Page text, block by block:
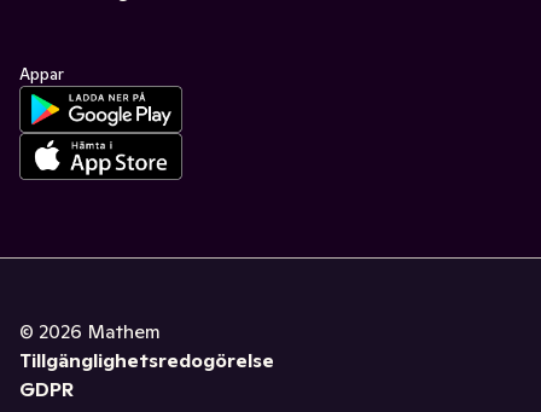
Appar
© 2026 Mathem
Tillgänglighetsredogörelse
GDPR